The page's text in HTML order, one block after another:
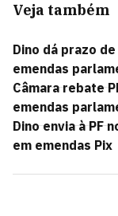
Veja também
Dino dá prazo
emendas
Câmara rebate
emendas
Dino envia à PF
em emendas Pix